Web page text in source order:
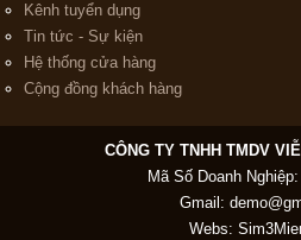
Kênh tuyển dụng
Tin tức - Sự kiện
Hệ thống cửa hàng
Cộng đồng khách hàng
CÔNG TY TNHH TMDV
Mã Số Doanh
Gmail:
Webs: